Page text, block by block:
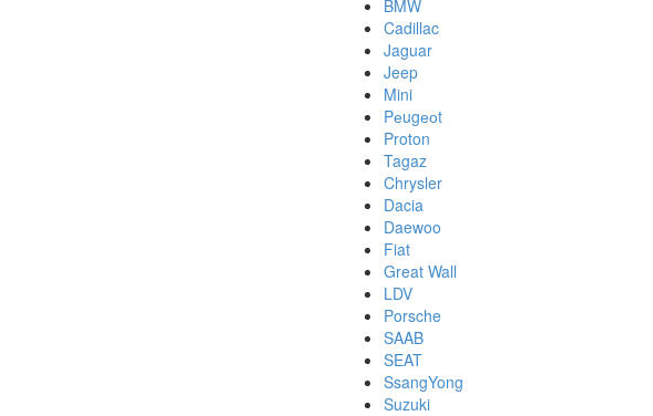
BMW
Cadillac
Jaguar
Jeep
Mini
Pеugеоt
Proton
Tagaz
Chrysler
Dacia
Daewoo
Fiat
Great Wall
LDV
Porsche
SAAB
SEAT
SsangYong
Suzuki